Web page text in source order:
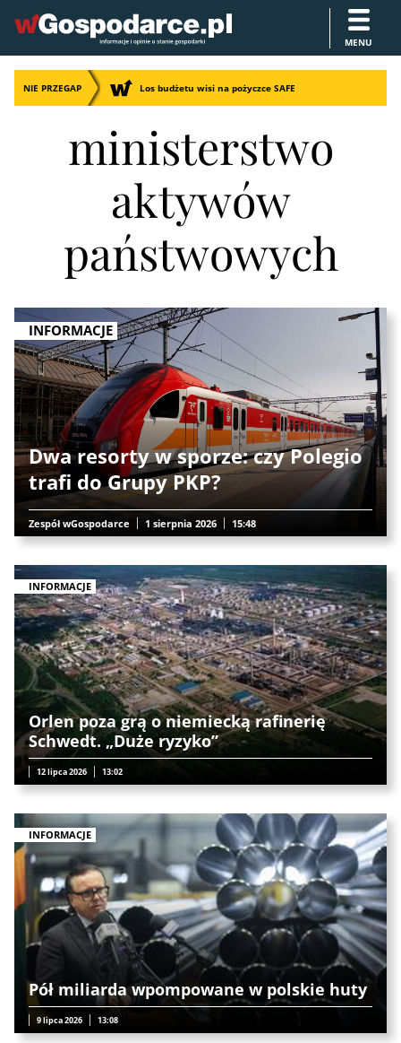
MENU
NIE PRZEGAP Los budżetu wisi na pożyczce SAFE
ministerstwo
aktywów
państwowych
INFORMACJE
Dwa resorty w sporze: czy Polegio
trafi do Grupy PKP?
Zespół wGospodarce 1 sierpnia 2026 15:48
INFORMACJE
Orlen poza grą o niemiecką rafinerię
Schwedt. „Duże ryzyko”
12 lipca 2026 13:02
INFORMACJE
Pół miliarda wpompowane w polskie huty
9 lipca 2026 13:08